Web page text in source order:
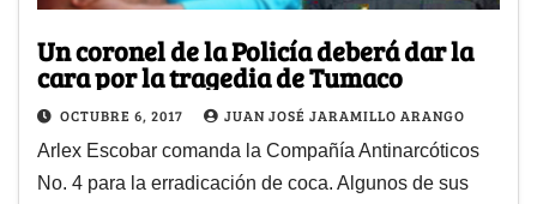
Un coronel de la Policía deberá dar la
cara por la tragedia de Tumaco
OCTUBRE 6, 2017 JUAN JOSÉ JARAMILLO ARANGO
Arlex Escobar comanda la Compañía Antinarcóticos
No. 4 para la erradicación de coca. Algunos de sus